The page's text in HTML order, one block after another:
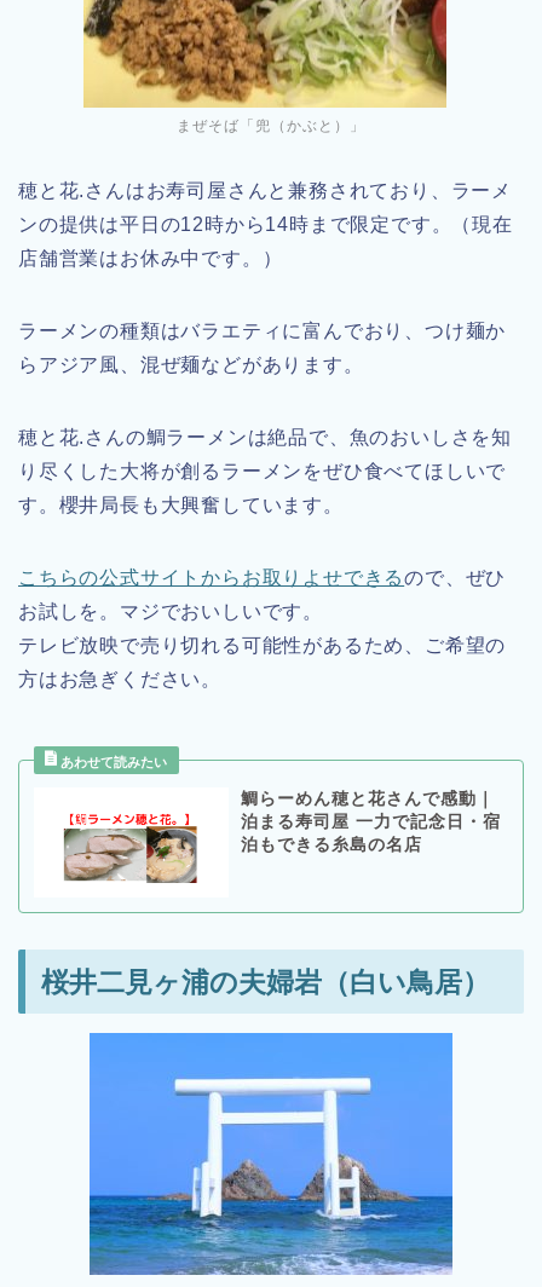
まぜそば「兜（かぶと）」
穂と花.さんはお寿司屋さんと兼務されており、ラーメ
ンの提供は平日の12時から14時まで限定です。（現在
店舗営業はお休み中です。）
ラーメンの種類はバラエティに富んでおり、つけ麺か
らアジア風、混ぜ麺などがあります。
穂と花.さんの鯛ラーメンは絶品で、魚のおいしさを知
り尽くした大将が創るラーメンをぜひ食べてほしいで
す。櫻井局長も大興奮しています。
こちらの公式サイトからお取りよせできるので、ぜひ
お試しを。マジでおいしいです。
テレビ放映で売り切れる可能性があるため、ご希望の
方はお急ぎください。
鯛らーめん穂と花さんで感動｜
泊まる寿司屋 一力で記念日・宿
泊もできる糸島の名店
桜井二見ヶ浦の夫婦岩（白い鳥居）